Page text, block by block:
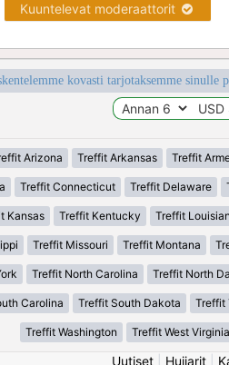
Kuuntelevat moderaattorit
kovasti tarjotaksemme sinulle
Arizona Treffit Arkansas Treffit
Treffit Connecticut Treffit Delaware
Kansas Treffit Kentucky Treffit
Treffit Missouri Treffit Montana
Treffit North Carolina Treffit North
Carolina Treffit South Dakota Treffit
Treffit Washington Treffit West Virginia
Uutiset Huijarit